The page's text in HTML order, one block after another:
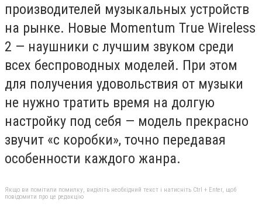
производителей музыкальных устройств
на рынке. Новые Momentum True Wireless
2 — наушники с лучшим звуком среди
всех беспроводных моделей. При этом
для получения удовольствия от музыки
не нужно тратить время на долгую
настройку под себя — модель прекрасно
звучит «с коробки», точно передавая
особенности каждого жанра.
Якщо ви помітили помилку, виділіть необхідний текст і натисніть Ctrl + Enter, щоб
повідомити про це редакцію